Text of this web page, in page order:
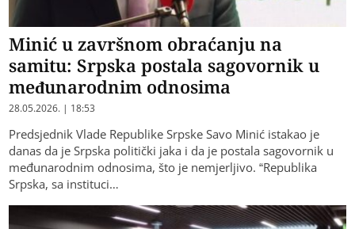
Minić u završnom obraćanju na
samitu: Srpska postala sagovornik u
međunarodnim odnosima
28.05.2026. | 18:53
Predsjednik Vlade Republike Srpske Savo Minić istakao je
danas da je Srpska politički jaka i da je postala sagovornik u
međunarodnim odnosima, što je nemjerljivo. “Republika
Srpska, sa instituci…